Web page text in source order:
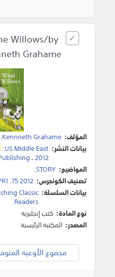
Willows/by
Grahame.
المؤلف: Kennneth Grahame
.
بيانات النشر:
:US Middle East
،2012
المواضيع: STORY
.
تصنيف الكونجرس: .75 2012
بيانات السلسلة: Classic
Readers.
نوع المادة: كتب إنجليزية
المصدر: المكتبة الرئيسية
مجموع الأوعية